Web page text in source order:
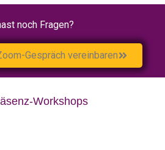
noch Fragen?
Gespräch vereinbaren
Workshops